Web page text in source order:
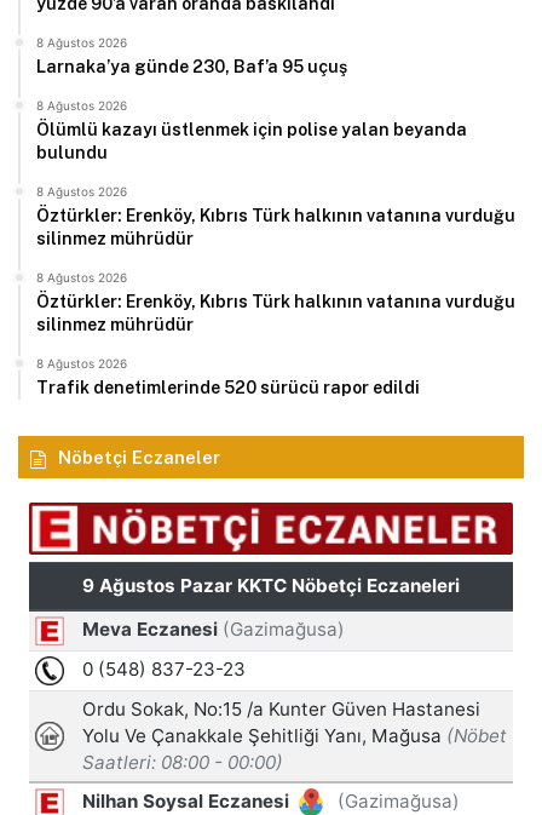
8 Ağustos 2026
Larnaka’ya günde 230, Baf’a 95 uçuş
8 Ağustos 2026
Ölümlü kazayı üstlenmek için polise yalan beyanda
bulundu
8 Ağustos 2026
Öztürkler: Erenköy, Kıbrıs Türk halkının vatanına vurduğu
silinmez mührüdür
8 Ağustos 2026
Öztürkler: Erenköy, Kıbrıs Türk halkının vatanına vurduğu
silinmez mührüdür
8 Ağustos 2026
Trafik denetimlerinde 520 sürücü rapor edildi
Nöbetçi Eczaneler